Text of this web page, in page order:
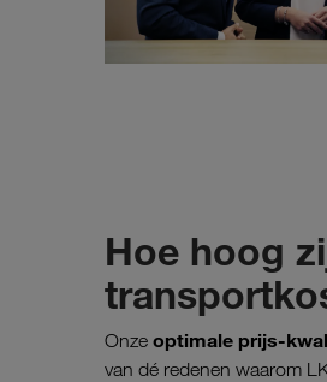
Hoe hoog
Onze optimale prijs-
van dé redenen waarom